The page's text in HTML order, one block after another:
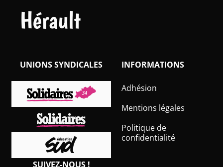
Hérault
INFORMATIONS
Adhésion
Mentions légales
Politique de
confidentialité
SUIVEZ-NOUS !
UNIONS SYNDICALES